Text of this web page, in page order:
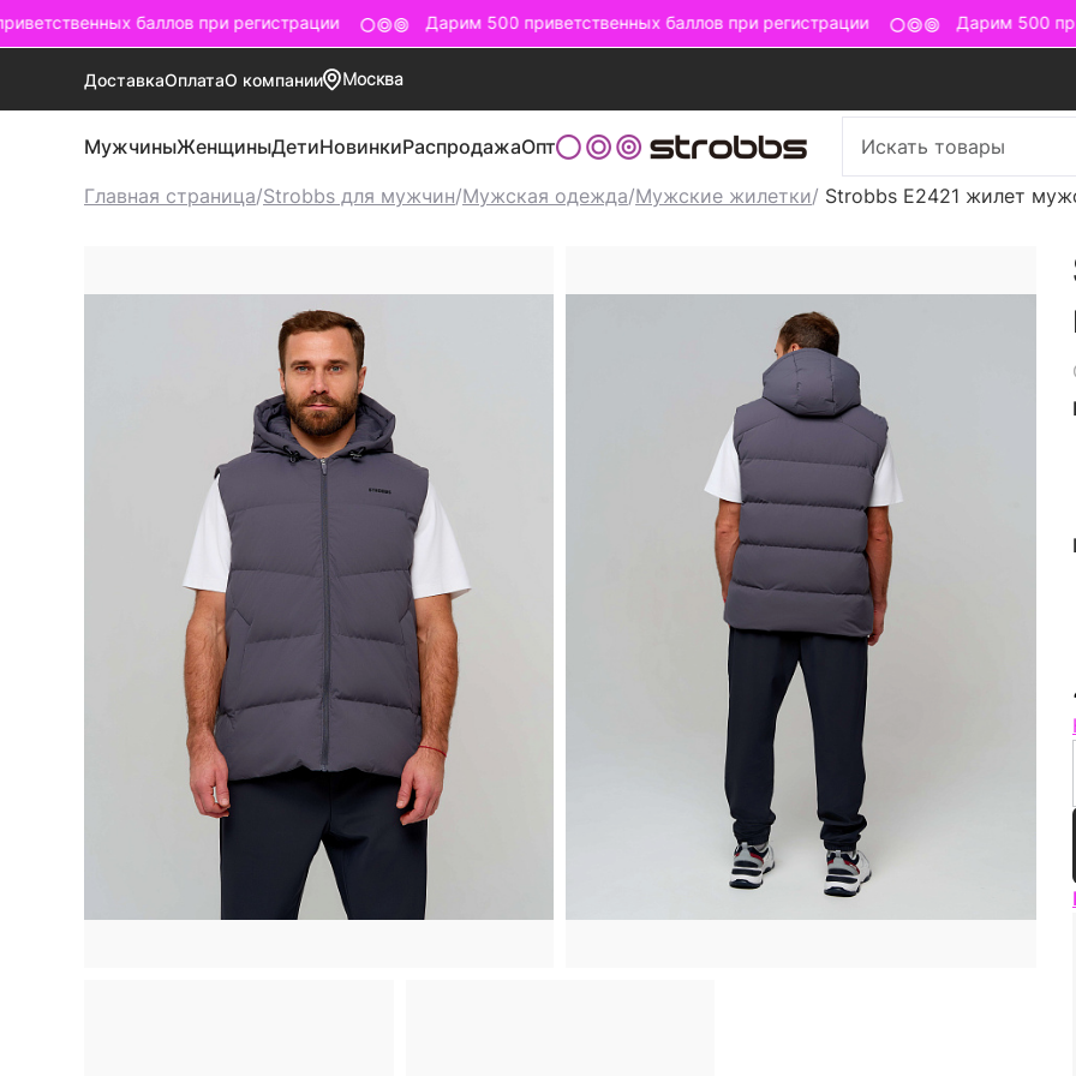
баллов при регистрации Дарим 500 приветственных баллов при регистрации Дарим 500
ДоставкаОплатаО компании Москва
МужчиныЖенщиныДетиНовинкиРаспродажаОпт
Главная страница/Strobbs для мужчин/Мужская одежда/Мужские жилетки/ Strobbs E2421 жилет